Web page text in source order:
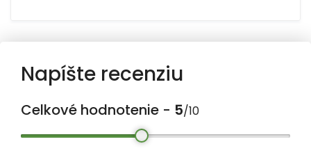
Napíšte recenziu
Celkové hodnotenie - 5/10